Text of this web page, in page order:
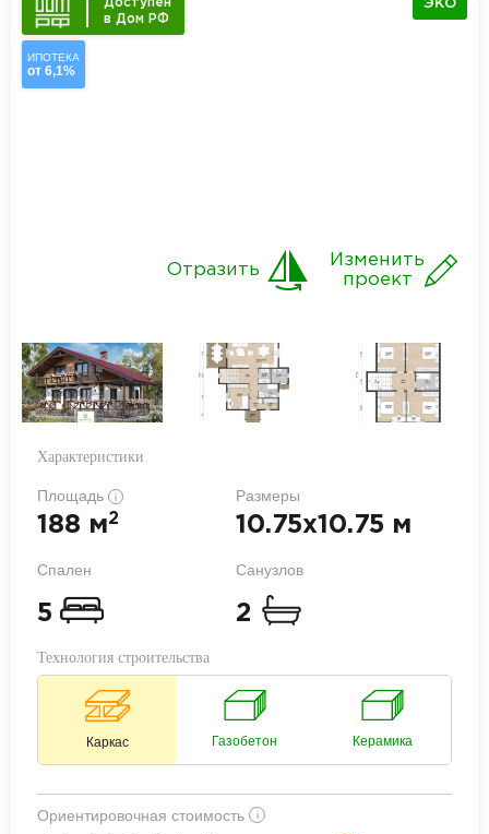
Доступен
в Дом РФ
ИПОТЕКА
от 6,1%
ЭКО
Изменить
проект
Отразить
Характеристики
Площадь i
188 м2
Размеры
10.75x10.75 м
Спален
5
Санузлов
2
Технология строительства
Каркас Газобетон Керамика
Ориентировочная стоимость i